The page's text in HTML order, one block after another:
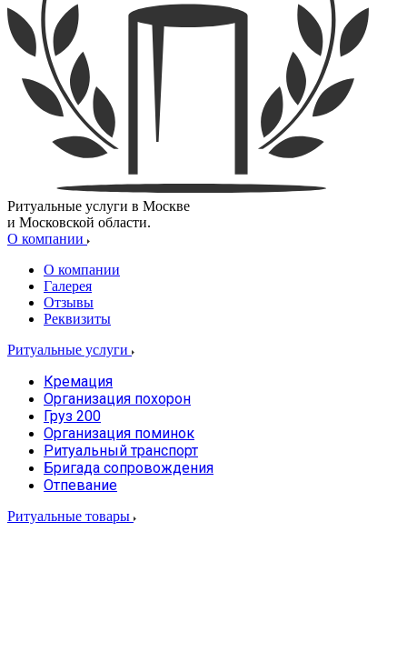
Ритуальные услуги в Москве
и Московской области.
О компании
О компании
Галерея
Отзывы
Реквизиты
Ритуальные услуги
Кремация
Организация похорон
Груз 200
Организация поминок
Ритуальный транспорт
Бригада сопровождения
Отпевание
Ритуальные товары